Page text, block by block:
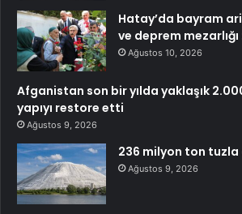
Hatay’da bayram
ve deprem
Ağustos 10, 2026
Afganistan son bir yılda yaklaşık
yapıyı restore etti
Ağustos 9, 2026
236 milyon ton
Ağustos 9, 2026